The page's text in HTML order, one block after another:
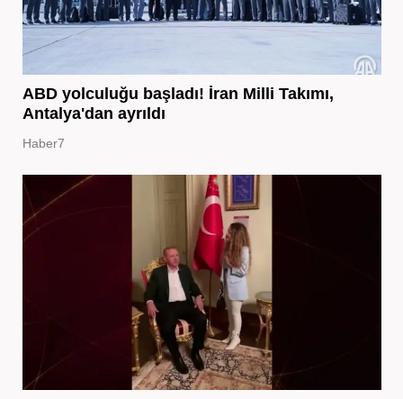
ABD yolculuğu başladı! İran Milli Takımı,
Antalya'dan ayrıldı
Haber7